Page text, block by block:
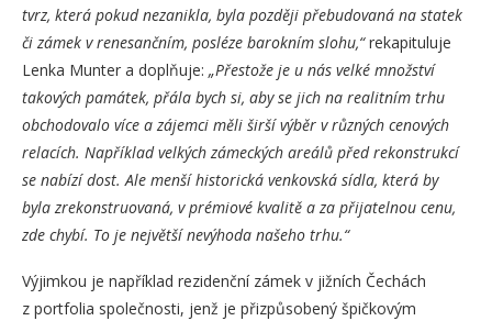
tvrz, která pokud nezanikla, byla později přebudovaná na statek
či zámek v renesančním, posléze barokním slohu,“rekapituluje
Lenka Munter a doplňuje: „Přestože je u nás velké množství
takových památek, přála bych si, aby se jich na realitním trhu
obchodovalo více a zájemci měli širší výběr v různých cenových
relacích. Například velkých zámeckých areálů před rekonstrukcí
se nabízí dost. Ale menší historická venkovská sídla, která by
byla zrekonstruovaná, v prémiové kvalitě a za přijatelnou cenu,
zde chybí. To je největší nevýhoda našeho trhu.“
Výjimkou je například rezidenční zámek v jižních Čechách
z portfolia společnosti, jenž je přizpůsobený špičkovým